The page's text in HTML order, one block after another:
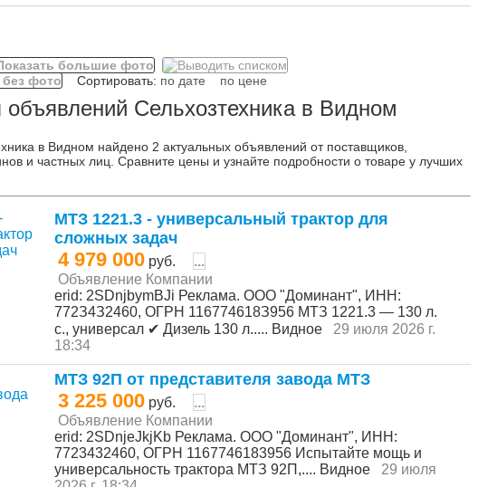
Сортировать: по дате по цене
объявлений Сельхозтехника в Видном
в Видном найдено 2 актуальных объявлений от поставщиков,
и частных лиц. Сравните цены и узнайте подробности о товаре у лучших
МТЗ 1221.3 - универсальный трактор для
сложных задач
4 979 000 руб.
...
Объявление Компании
erid: 2SDnjbymBJi Реклама. ООО "Доминант", ИНН:
772З4З2460, ОГРН 116774618З956 МТЗ 1221.3 — 130 л.
с., универсал ✔ Дизель 130 л..... Видное
29 июля 2026 г.
18:34
МТЗ 92П от представителя завода МТЗ
3 225 000 руб.
...
Объявление Компании
erid: 2SDnjeJkjKb Реклама. ООО "Доминант", ИНН:
7723432460, ОГРН 1167746183956 Испытайте мощь и
универсальность трактора МТЗ 92П,.... Видное
29 июля